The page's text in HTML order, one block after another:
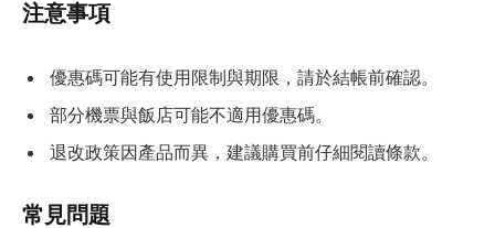
注意事項
優惠碼可能有使用限制與期限，請於結帳前確認。
部分機票與飯店可能不適用優惠碼。
退改政策因產品而異，建議購買前仔細閱讀條款。
常見問題